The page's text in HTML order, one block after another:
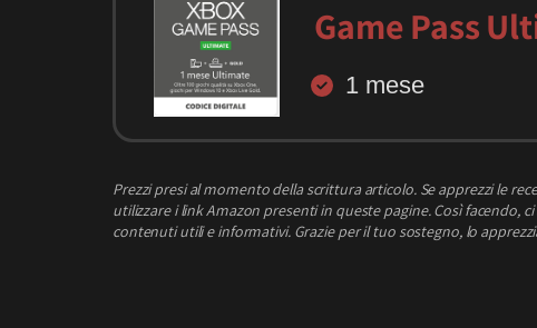
Game Pass
1 mese
Prezzi presi al momento della scrittura articolo. Se apprezzi le
utilizzare i link Amazon presenti in queste pagine. Così facendo,
contenuti utili e informativi. Grazie per il tuo sostegno, lo